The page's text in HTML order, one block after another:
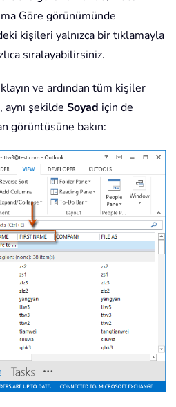
Göre görünümünde
kişileri yalnızca bir tıklamayla
sıralayabilirsiniz.
ve ardından tüm kişiler
aynı şekilde Soyad için de
görüntüsüne bakın: